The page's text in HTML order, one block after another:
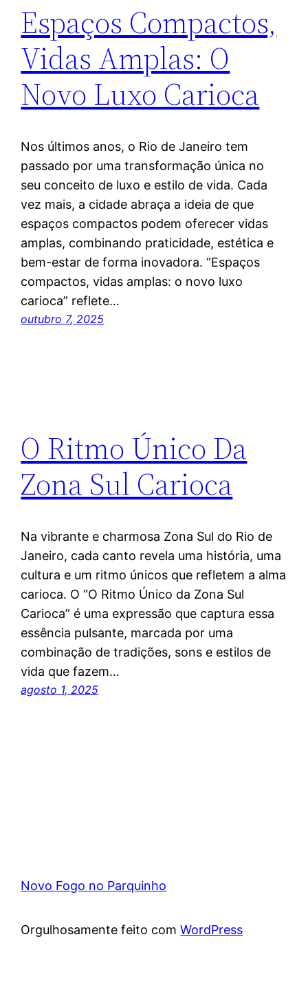
Espaços Compactos,
Vidas Amplas: O
Novo Luxo Carioca
Nos últimos anos, o Rio de Janeiro tem
passado por uma transformação única no
seu conceito de luxo e estilo de vida. Cada
vez mais, a cidade abraça a ideia de que
espaços compactos podem oferecer vidas
amplas, combinando praticidade, estética e
bem-estar de forma inovadora. “Espaços
compactos, vidas amplas: o novo luxo
carioca” reflete…
outubro 7, 2025
O Ritmo Único Da
Zona Sul Carioca
Na vibrante e charmosa Zona Sul do Rio de
Janeiro, cada canto revela uma história, uma
cultura e um ritmo únicos que refletem a alma
carioca. O “O Ritmo Único da Zona Sul
Carioca” é uma expressão que captura essa
essência pulsante, marcada por uma
combinação de tradições, sons e estilos de
vida que fazem…
agosto 1, 2025
Novo Fogo no Parquinho
Orgulhosamente feito comWordPress